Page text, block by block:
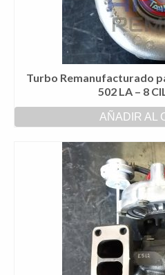
Turbo Remanufacturado
502 LA – 8
AÑADIR AL